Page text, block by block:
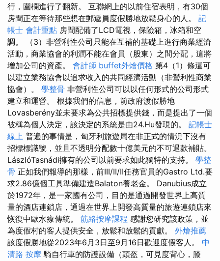
行，圍欄進行了翻新。 互聯網上的以前住宿表明，有30個
房間正在等待那些想在郵遞員度假勝地放鬆身心的人。 記
帳士 會計重點 房間配備了LCD電視，保險箱，冰箱和空
調。 （3）非營利性公司只能在互補的基礎上進行商業經濟
活動，商業協會的利潤不能在會員（股東）之間分配，這將
增加公司的資產。 會計師 buffet外燴價格 第4（1）條還可
以建立業務協會以追求收入的共同經濟活動（非營利性商業
協會）。 學整骨 非營利性公司可以以任何形式的公司形式
建立和運營。 根據我們的信息，前政府渡假勝地
Lovasberény並未要求為公共招標提供錢，而是提出了一個
被稱為個人決定，該決定的系統是由24.Hu發現的。 記帳士
線上 普遍的事情是，匈牙利旅遊局在非正式的情況下沒有
招標標識號，並且不透明分配數十億美元的不可退款補貼。
LászlóTasnádi擁有的公司以前要求如此獨特的支持。 學整
骨 正如我們報導的那樣，前III/II/II任務官員的Gastro Ltd.要
求2.86億個工具準備建造Balaton養老金。 Danubius成立
於1972年，是一家國有公司，目的是通過開發世界上高質
量的酒店連鎖店，通過在世界上開發高質量的旅遊連鎖店來
恢復中歐水療傳統。 筋絡按摩課程 感謝您研究該政策，並
為度假村的客人提供安全，放鬆和放鬆的貢獻。 外燴推薦
該度假勝地從2023年6月3日至9月16日歡迎度假客人。 中
清路 按摩 騎自行車的防護設備（頭盔，可見度背心，膝